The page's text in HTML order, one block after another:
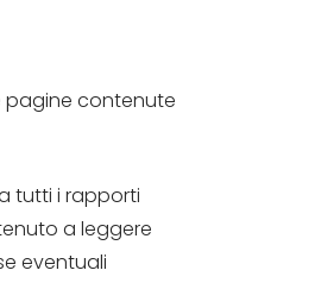
pagine contenute
tutti i rapporti
a leggere
eventuali